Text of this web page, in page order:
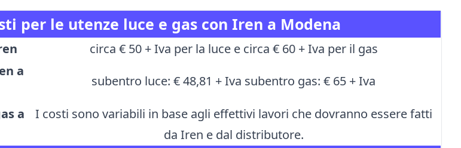
per le utenze luce e gas con Iren a Modena
circa € 50 + Iva per la luce e circa € 60 + Iva per il gas
a
subentro luce: € 48,81 + Iva subentro gas: € 65 + Iva
a
I costi sono variabili in base agli effettivi lavori che dovranno essere fatti
da Iren e dal distributore.